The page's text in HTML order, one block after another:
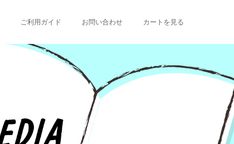
ご利用ガイド お問い合わせ カートを見る